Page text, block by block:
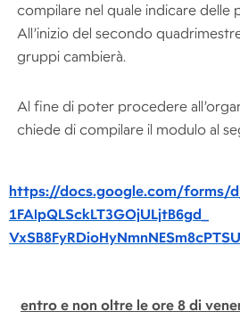
compilare nel quale indicare delle
All’inizio del secondo
gruppi cambierà.
Al fine di poter procedere
chiede di compilare il modulo al
https://docs.google.com/forms/
1FAIpQLSckLT3GOjULjtB6gd_
entro e non oltre le ore 8 di